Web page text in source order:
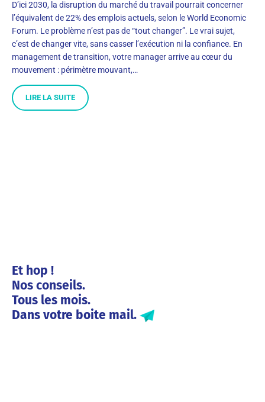
D’ici 2030, la disruption du marché du travail pourrait concerner
l’équivalent de 22% des emplois actuels, selon le World Economic
Forum. Le problème n’est pas de “tout changer”. Le vrai sujet,
c’est de changer vite, sans casser l’exécution ni la confiance. En
management de transition, votre manager arrive au cœur du
mouvement : périmètre mouvant,…
LIRE LA SUITE
Et hop !
Nos conseils.
Tous les mois.
Dans votre boite mail.